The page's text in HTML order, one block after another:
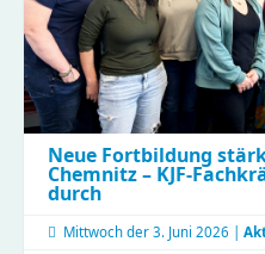
Neue Fortbildung
Chemnitz – KJF-
durch
Mittwoch der 3. Juni 2026 |